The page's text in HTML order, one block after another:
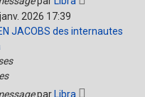
2026 17:39
JACOBS des internautes
par Libra